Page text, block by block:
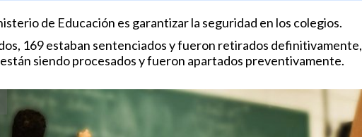
de Educación es garantizar la seguridad en los colegios.
169 estaban sentenciados y fueron retirados definitivamente,
siendo procesados y fueron apartados preventivamente.